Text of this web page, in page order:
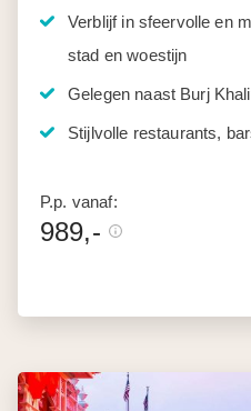
Verblijf in sfeervolle en
stad en woestijn
Gelegen naast Burj
Stijlvolle restaurants,
P.p. vanaf:
989,-